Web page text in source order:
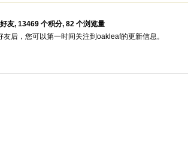
友, 13469 个积分, 82 个浏览量
后，您可以第一时间关注到oakleaf的更新信息。